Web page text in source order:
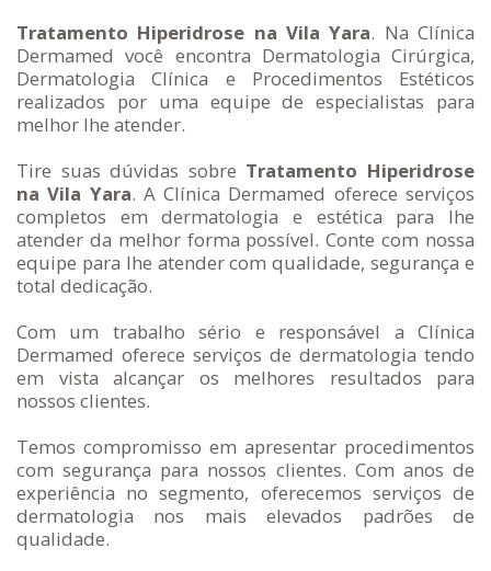
Tratamento Hiperidrose na Vila Yara. Na Clínica
Dermamed você encontra Dermatologia Cirúrgica,
Dermatologia Clínica e Procedimentos Estéticos
realizados por uma equipe de especialistas para
melhor lhe atender.
Tire suas dúvidas sobre Tratamento Hiperidrose
na Vila Yara. A Clínica Dermamed oferece serviços
completos em dermatologia e estética para lhe
atender da melhor forma possível. Conte com nossa
equipe para lhe atender com qualidade, segurança e
total dedicação.
Com um trabalho sério e responsável a Clínica
Dermamed oferece serviços de dermatologia tendo
em vista alcançar os melhores resultados para
nossos clientes.
Temos compromisso em apresentar procedimentos
com segurança para nossos clientes. Com anos de
experiência no segmento, oferecemos serviços de
dermatologia nos mais elevados padrões de
qualidade.